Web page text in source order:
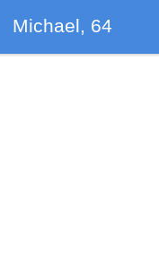
Michael, 64